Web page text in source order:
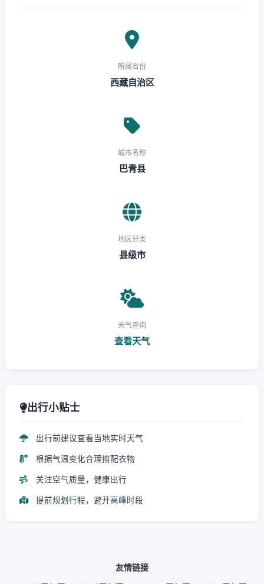
所属省份
西藏自治区
城市名称
巴青县
地区分类
县级市
天气查询
查看天气
出行小贴士
出行前建议查看当地实时天气
根据气温变化合理搭配衣物
关注空气质量，健康出行
提前规划行程，避开高峰时段
友情链接